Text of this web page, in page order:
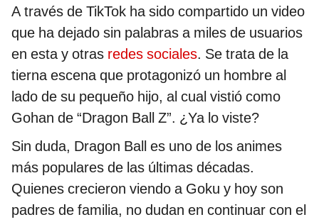
A través de TikTok ha sido compartido un video
que ha dejado sin palabras a miles de usuarios
en esta y otras redes sociales. Se trata de la
tierna escena que protagonizó un hombre al
lado de su pequeño hijo, al cual vistió como
Gohan de “Dragon Ball Z”. ¿Ya lo viste?
Sin duda, Dragon Ball es uno de los animes
más populares de las últimas décadas.
Quienes crecieron viendo a Goku y hoy son
padres de familia, no dudan en continuar con el